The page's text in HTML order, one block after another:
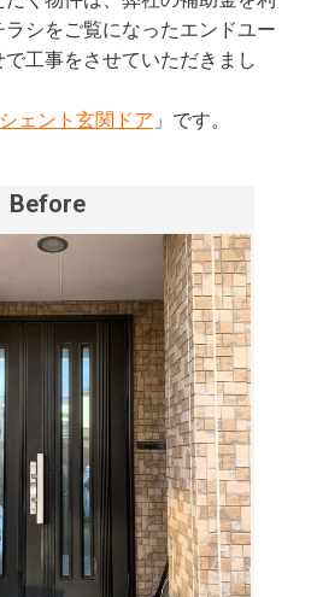
シをご覧になったエンドユー
工事をさせていただきまし
ェント玄関ドア 」です。
Before